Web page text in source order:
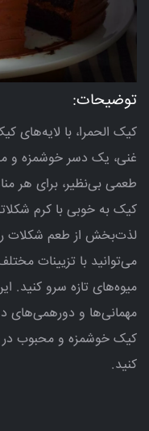
توضیحات:
کیک الحمرا، با لایه‌های
غنی، یک دسر خوشمزه و
طعمی بی‌نظیر، برای هر
کیک به خوبی با کرم
لذت‌بخش از طعم شکلات
می‌توانید با تزیینات
میوه‌های تازه سرو کنید.
مهمانی‌ها و دورهمی‌های
کیک خوشمزه و محبوب در
کنید.